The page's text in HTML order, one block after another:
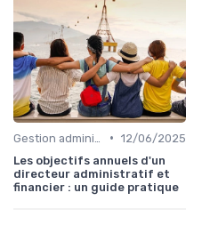
• 12/06/2025
Les objectifs annuels d'un
directeur administratif et
financier : un guide pratique